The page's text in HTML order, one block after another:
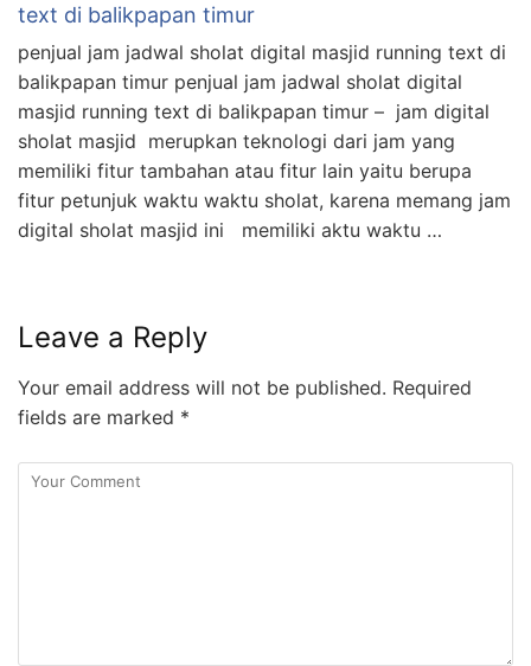
text di balikpapan timur
penjual jam jadwal sholat digital masjid running text di
balikpapan timur penjual jam jadwal sholat digital
masjid running text di balikpapan timur – jam digital
sholat masjid merupkan teknologi dari jam yang
memiliki fitur tambahan atau fitur lain yaitu berupa
fitur petunjuk waktu waktu sholat, karena memang jam
digital sholat masjid ini memiliki aktu waktu …
Leave a Reply
Your email address will not be published. Required
fields are marked *